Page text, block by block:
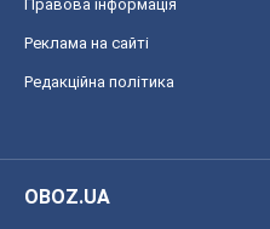
Правова інформація
Реклама на сайті
Редакційна політика
OBOZ.UA